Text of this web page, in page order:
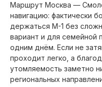
Маршрут Москва —
навигацию: фактически
держаться М-1 без
вариант и для семейной
одним днём. Если не
проходит легко, а
утомляемость заметно
региональных